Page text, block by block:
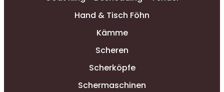
Hand & Tisch Föhn
Kämme
Scheren
Scherköpfe
Schermaschinen